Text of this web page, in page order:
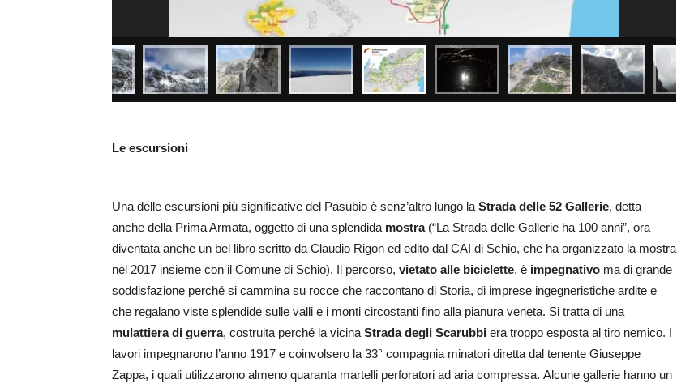
Le escursioni
Una delle escursioni più significative del Pasubio è senz’altro lungo la Strada delle 52 Gallerie, detta
anche della Prima Armata, oggetto di una splendida mostra(“La Strada delle Gallerie ha 100 anni”, ora
diventata anche un bel libro scritto da Claudio Rigon ed edito dal CAI di Schio, che ha organizzato la mostra
nel 2017 insieme con il Comune di Schio). Il percorso, vietato alle biciclette, è impegnativo ma di grande
soddisfazione perché si cammina su rocce che raccontano di Storia, di imprese ingegneristiche ardite e
che regalano viste splendide sulle valli e i monti circostanti fino alla pianura veneta. Si tratta di una
mulattiera di guerra, costruita perché la vicina Strada degli Scarubbi era troppo esposta al tiro nemico. I
lavori impegnarono l’anno 1917 e coinvolsero la 33° compagnia minatori diretta dal tenente Giuseppe
Zappa, i quali utilizzarono almeno quaranta martelli perforatori ad aria compressa. Alcune gallerie hanno un